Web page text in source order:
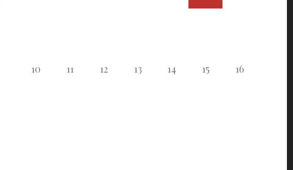
10 11 12 13 14 15 16